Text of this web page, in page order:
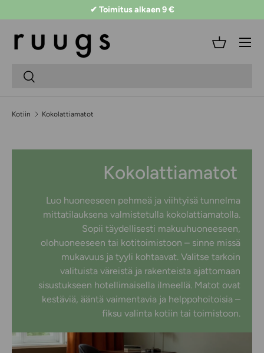
Siirry sisältöön
✔ Toimitus alkaen 9 €
Hakukenttä
Lähetä
Kori
Valikko
Kotiin Kokolattiamatot
Kokolattiamatot
Luo huoneeseen pehmeä ja viihtyisä tunnelma
mittatilauksena valmistetulla kokolattiamatolla.
Sopii täydellisesti makuuhuoneeseen,
olohuoneeseen tai kotitoimistoon – sinne missä
mukavuus ja tyyli kohtaavat. Valitse tarkoin
valituista väreistä ja rakenteista ajattomaan
sisustukseen hotellimaisella ilmeellä. Matot ovat
kestäviä, ääntä vaimentavia ja helppohoitoisia –
fiksu valinta kotiin tai toimistoon.